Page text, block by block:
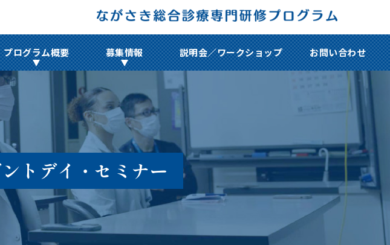
プログラム概要 募集情報 説明会／ワークショップ お問い合わせ
トデイ・セミナー